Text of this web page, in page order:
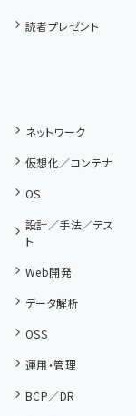
読者プレゼント
ネットワーク
仮想化／コンテナ
OS
設計／手法／テス
ト
Web開発
データ解析
OSS
運用・管理
BCP／DR